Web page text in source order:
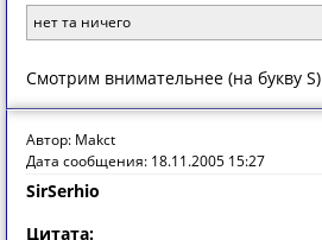
нет та ничего
Смотрим внимательнее (на букву S)
Автор: Makct
Дата сообщения: 18.11.2005 15:27
SirSerhio
Цитата: